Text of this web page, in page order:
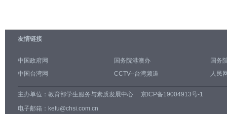
友情链接
中国政府网 国务院港澳办
国务
中国台湾网
CCTV--台湾频道 人民
主办单位： 教育部学生服务与素质发展中心
京ICP备19004913号-1
电子邮箱：kefu@chsi.com.cn